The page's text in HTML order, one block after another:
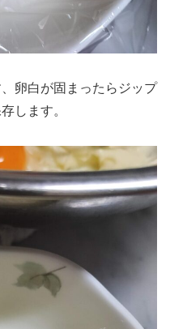
卵白が固まったらジップ
します。